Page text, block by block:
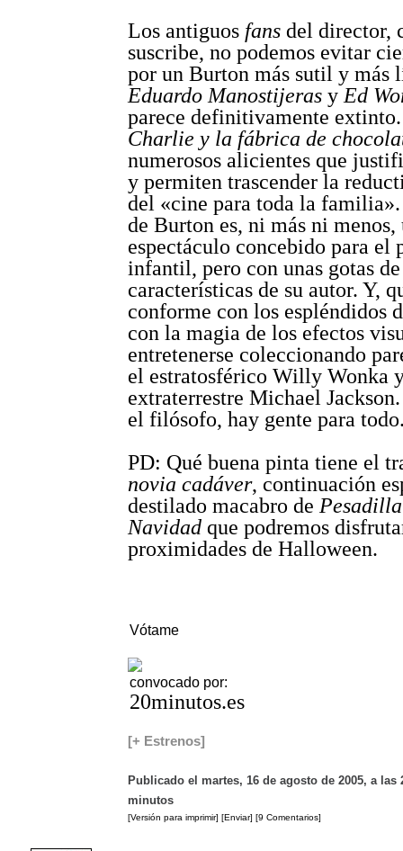
Los antiguos fans del director,
suscribe, no podemos evitar
por un Burton más sutil y más
Eduardo Manostijeras y Ed
parece definitivamente
Charlie y la fábrica de
numerosos alicientes que
y permiten trascender la
del «cine para toda la
de Burton es, ni más ni menos,
espectáculo concebido para el
infantil, pero con unas gotas
características de su autor. Y,
conforme con los espléndidos
con la magia de los efectos
entretenerse coleccionando
el estratosférico Willy Wonka
extraterrestre Michael
el filósofo, hay gente para
PD: Qué buena pinta tiene el
novia cadáver, continuación
destilado macabro de
Navidad que podremos
proximidades de Halloween.
Vótame
convocado por:
20minutos.es
[+ Estrenos]
Publicado el martes, 16 de agosto de 2005, a las
minutos
[Versión para imprimir] [Enviar] [9 Comentarios]